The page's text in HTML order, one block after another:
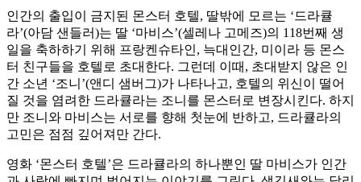
인간의 출입이 금지된 몬스터 호텔, 딸밖에 모르는 ‘드라큘
라’(아담 샌들러)는 딸 ‘마비스’(셀레나 고메즈)의 118번째 생
일을 축하하기 위해 프랑켄슈타인, 늑대인간, 미이라 등 몬스
터 친구들을 호텔로 초대한다. 그런데 이때, 초대받지 않은 인
간 소년 ‘조니’(앤디 샘버그)가 나타나고, 호텔의 위신이 떨어
질 것을 염려한 드라큘라는 조니를 몬스터로 변장시킨다. 하지
만 조니와 마비스는 서로를 향해 첫눈에 반하고, 드라큘라의
고민은 점점 깊어져만 간다.
영화 ‘몬스터 호텔’은 드라큘라의 하나뿐인 딸 마비스가 인간